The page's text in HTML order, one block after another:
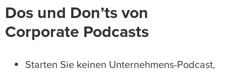
Dos und Don’ts von
Corporate Podcasts
Starten Sie keinen Unternehmens-Podcast,